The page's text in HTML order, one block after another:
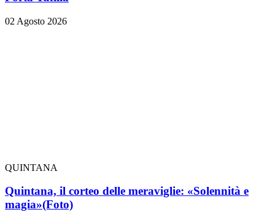
02 Agosto 2026
QUINTANA
Quintana, il corteo delle meraviglie: «Solennità e
magia»(Foto)